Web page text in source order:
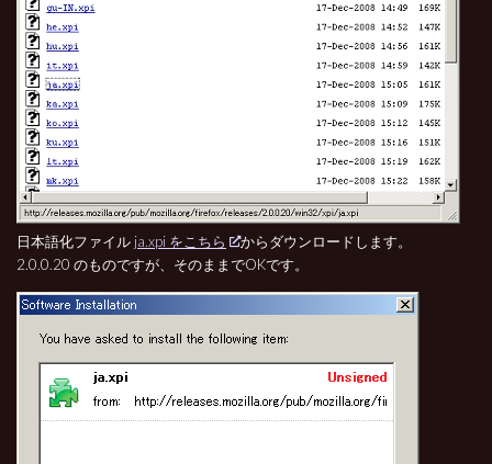
日本語化ファイル ja.xpi をこちら
からダウンロードします。
2.0.0.20 のものですが、そのままでOKです。